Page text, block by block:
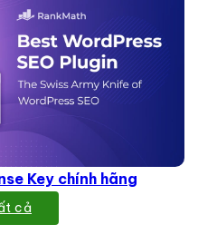
Key chính hãng
cả